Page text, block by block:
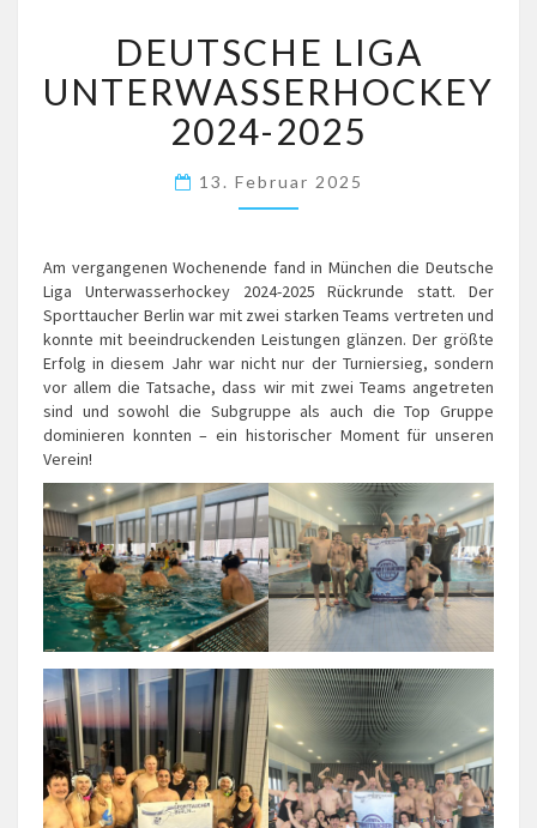
LIGA
UNTERWASSERHOCKEY
2024-
2025
DEUTSCHE LIGA
UNTERWASSERHOCKEY
2024-2025
13. Februar 2025
Am vergangenen Wochenende fand in München die Deutsche
Liga Unterwasserhockey 2024-2025 Rückrunde statt. Der
Sporttaucher Berlin war mit zwei starken Teams vertreten und
konnte mit beeindruckenden Leistungen glänzen. Der größte
Erfolg in diesem Jahr war nicht nur der Turniersieg, sondern
vor allem die Tatsache, dass wir mit zwei Teams angetreten
sind und sowohl die Subgruppe als auch die Top Gruppe
dominieren konnten – ein historischer Moment für unseren
Verein!